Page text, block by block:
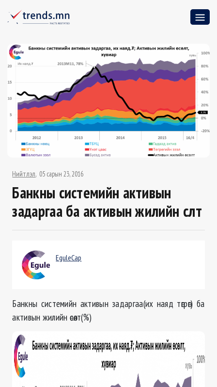
Нийтлэл 05 сарын 23, 2016
Банкны системийн активын
задаргаа ба активын жилийн өсөлт
EguleCap
Банкны системийн активын задаргаа(их наяд төгрөг) ба
активын жилийн өсөлт(%)